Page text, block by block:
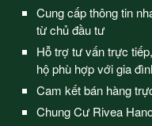
Cung cấp thông tin
từ chủ đầu tư
Hỗ trợ tư vấn trực
hộ phù hợp với gia
Cam kết bán hàng
Chung Cư Rivea